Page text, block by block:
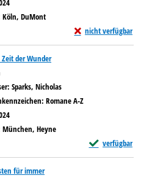
Köln, DuMont
nicht verfügbar
Exemplar-Details von
Zeit der Wunder
Sparks, Nicholas
Romane A-Z
München, Heyne
verfügbar
Exemplar-Details
für immer